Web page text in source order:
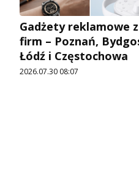
Gadżety reklamowe
firm – Poznań,
Łódź i Częstochowa
2026.07.30 08:07